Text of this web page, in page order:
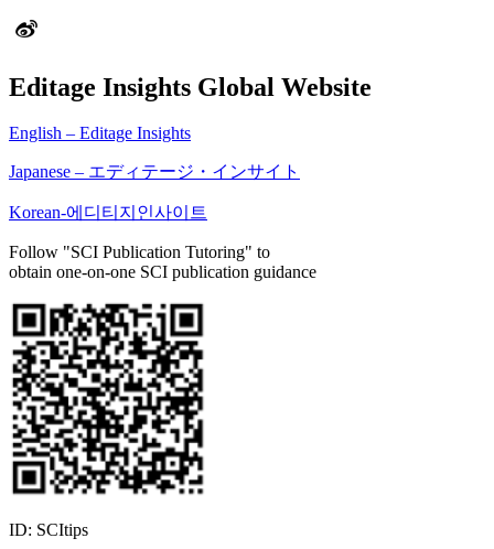
Editage Insights Global Website
English – Editage Insights
Japanese – エディテージ・インサイト
Korean-에디티지인사이트
Follow "SCI Publication Tutoring" to
obtain one-on-one SCI publication guidance
ID: SCItips